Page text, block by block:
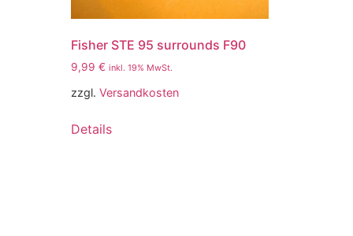
Fisher STE 95 surrounds F90
9,99€ inkl. 19% MwSt.
zzgl.Versandkosten
Details